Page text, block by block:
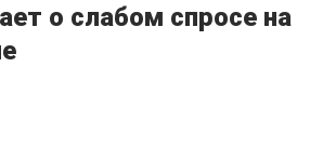
о слабом спросе на